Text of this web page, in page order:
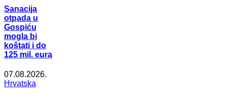
Sanacija
otpada u
Gospiću
mogla bi
koštati i do
125 mil. eura
07.08.2026.
Hrvatska